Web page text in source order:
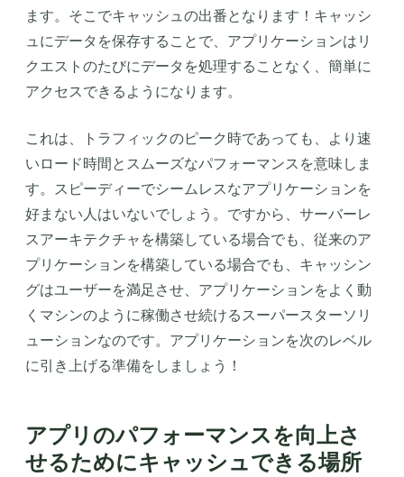
ます。そこでキャッシュの出番となります！キャッシ
ュにデータを保存することで、アプリケーションはリ
クエストのたびにデータを処理することなく、簡単に
アクセスできるようになります。
これは、トラフィックのピーク時であっても、より速
いロード時間とスムーズなパフォーマンスを意味しま
す。スピーディーでシームレスなアプリケーションを
好まない人はいないでしょう。ですから、サーバーレ
スアーキテクチャを構築している場合でも、従来のア
プリケーションを構築している場合でも、キャッシン
グはユーザーを満足させ、アプリケーションをよく動
くマシンのように稼働させ続けるスーパースターソリ
ューションなのです。アプリケーションを次のレベル
に引き上げる準備をしましょう！
アプリのパフォーマンスを向上さ
せるためにキャッシュできる場所